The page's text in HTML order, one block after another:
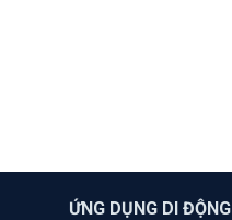
ỨNG DỤNG DI ĐỘNG